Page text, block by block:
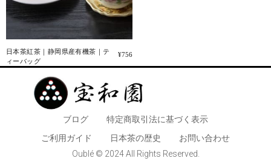
日本茶紅茶｜静岡県産有機茶｜テ
ィーバッグ
¥756
ブログ
特定商取引法に基づく表示
​ご利用ガイド
日本茶の歴史
お問い合わせ
Oublé © 2024 All Rights Reserved.